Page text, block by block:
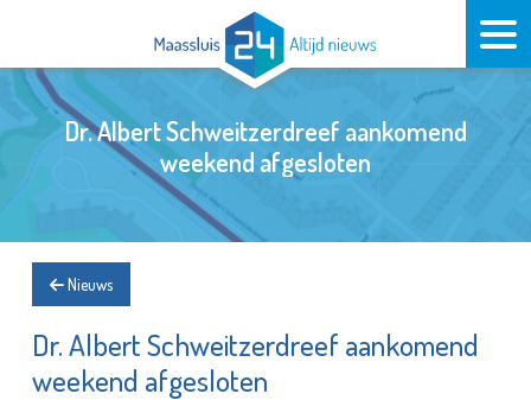
Dr. Albert Schweitzerdreef aankomend
weekend afgesloten
Nieuws
Dr. Albert Schweitzerdreef aankomend
weekend afgesloten